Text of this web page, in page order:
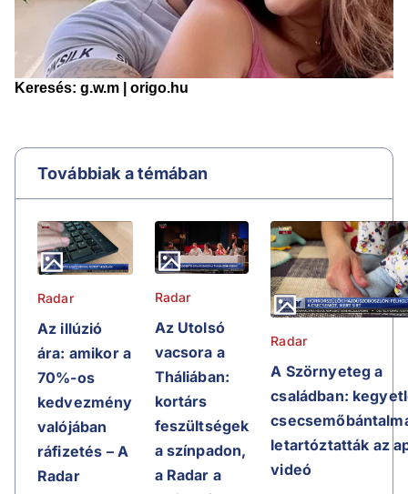
Továbbiak a témában
Radar
Az illúzió
ára: amikor a
70%-os
kedvezmény
valójában
ráfizetés – A
Radar
Radar
Az Utolsó
vacsora a
Tháliában:
kortárs
feszültségek
a színpadon,
a Radar a
Radar
A Szörnyeteg a
családban:
letartóztatták az
videó